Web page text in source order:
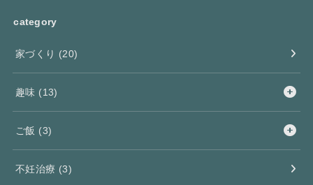
category
家づくり (20)
趣味 (13)
ご飯 (3)
不妊治療 (3)